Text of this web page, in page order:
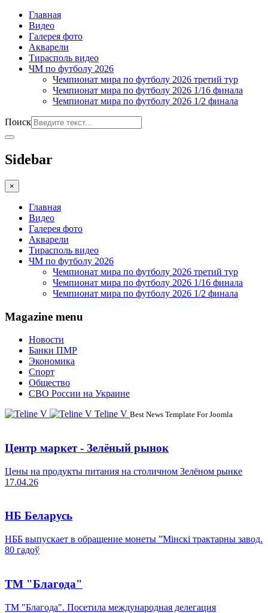
Главная
Видео
Галерея фото
Акварели
Тирасполь видео
ЧМ по футболу 2026
Чемпионат мира по футболу 2026 третий тур
Чемпионат мира по футболу 2026 1/16 финала
Чемпионат мира по футболу 2026 1/2 финала
Поиск
Sidebar
×
Главная
Видео
Галерея фото
Акварели
Тирасполь видео
ЧМ по футболу 2026
Чемпионат мира по футболу 2026 третий тур
Чемпионат мира по футболу 2026 1/16 финала
Чемпионат мира по футболу 2026 1/2 финала
Magazine menu
Новости
Банки ПМР
Экономика
Спорт
Общество
СВО России на Украине
Teline V Best News Template For Joomla
Центр маркет - Зелёный рынок
Цены на продукты питания на столичном Зелёном рынке
17.04.26
НБ Беларусь
НББ выпускает в обращение монеты ”Мінскі трактарны завод.
80 гадоў
ТМ "Благода"
ТМ "Благода". Посетила международная делегация